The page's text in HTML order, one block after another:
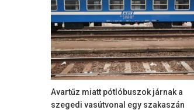
Avartűz miatt pótlóbuszok járnak a
szegedi vasútvonal egy szakaszán